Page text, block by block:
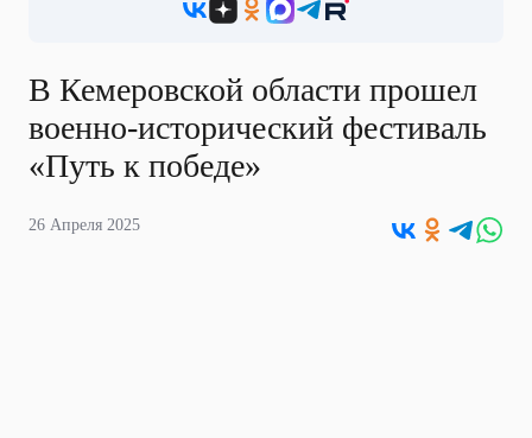
В Кемеровской области прошел
военно-исторический фестиваль
«Путь к победе»
26 Апреля 2025